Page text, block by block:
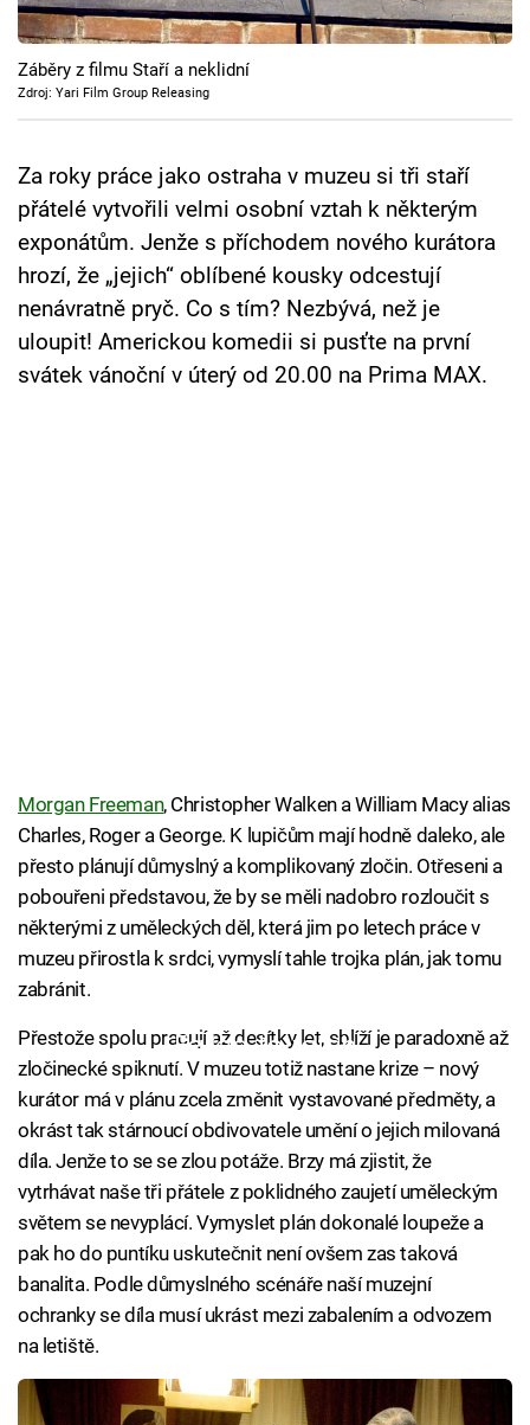
Cool Esport
Pořady
Sledujte prima+
Přihlášení
Sledujte nás
Záběry z filmu Staří a neklidní
Zdroj: Yari Film Group Releasing
Za roky práce jako ostraha v muzeu si tři staří
přátelé vytvořili velmi osobní vztah k některým
exponátům. Jenže s příchodem nového kurátora
hrozí, že „jejich“ oblíbené kousky odcestují
nenávratně pryč. Co s tím? Nezbývá, než je
uloupit! Americkou komedii si pusťte na první
svátek vánoční v úterý od 20.00 na Prima MAX.
Morgan Freeman, Christopher Walken a William Macy alias
Charles, Roger a George. K lupičům mají hodně daleko, ale
přesto plánují důmyslný a komplikovaný zločin. Otřeseni a
pobouřeni představou, že by se měli nadobro rozloučit s
některými z uměleckých děl, která jim po letech práce v
muzeu přirostla k srdci, vymyslí tahle trojka plán, jak tomu
zabránit.
Failed to fetch
Přestože spolu pracují až desítky let, sblíží je paradoxně až
zločinecké spiknutí. V muzeu totiž nastane krize – nový
kurátor má v plánu zcela změnit vystavované předměty, a
okrást tak stárnoucí obdivovatele umění o jejich milovaná
díla. Jenže to se se zlou potáže. Brzy má zjistit, že
vytrhávat naše tři přátele z poklidného zaujetí uměleckým
světem se nevyplácí. Vymyslet plán dokonalé loupeže a
pak ho do puntíku uskutečnit není ovšem zas taková
banalita. Podle důmyslného scénáře naší muzejní
ochranky se díla musí ukrást mezi zabalením a odvozem
na letiště.